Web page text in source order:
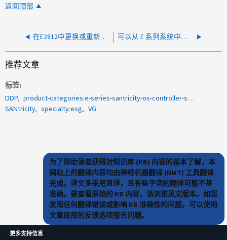
返回顶部
在E2812中更换或重新拔插驱动器不会清除旁通的驱动器状态 可以从 E 系列系统中移除空的 DE224C 货架而无需特殊步骤吗？
推荐文章
标签
DDP
product-categories:e-series-santricity-os-controller-software
SANtricity
specialty:esg VG
为了帮助读者获得对知识库 (KB) 内容的基本了解，本
网站上的翻译内容均由神经机器翻译 (NMT) 工具翻译
完成。译文多采用直译，且有些字词的翻译可能不甚
准确。要查看原始的 KB 内容，请浏览英文版本。如您
发现任何翻译错误或影响 KB 准确性的问题，可以使用
文章底部的反馈选项报告问题。
更多支持信息